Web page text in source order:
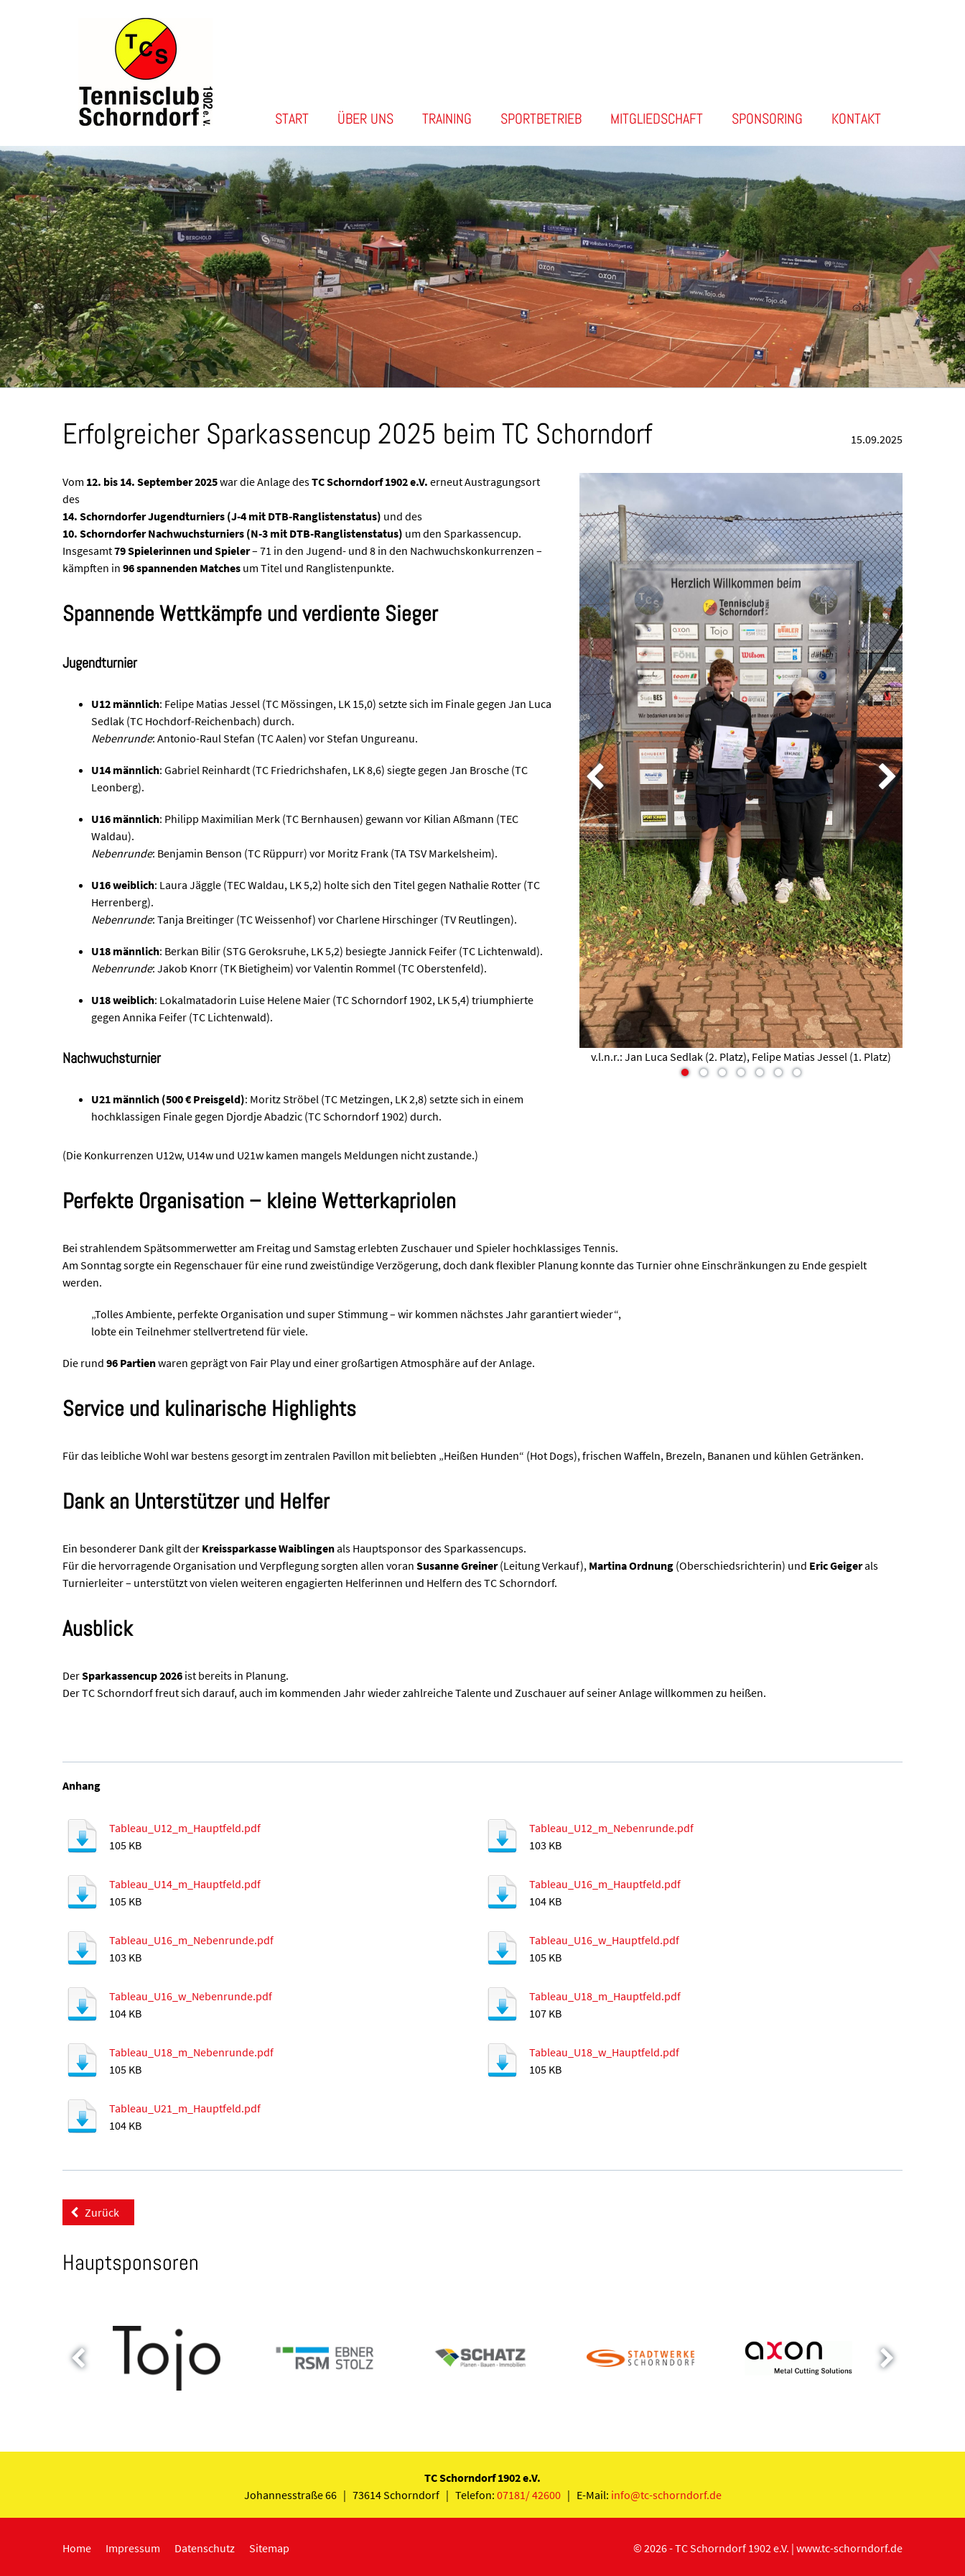
START ÜBER UNS TRAINING SPORTBETRIEB MITGLIEDSCHAFT SPONSORING KONTAKT
Erfolgreicher Sparkassencup 2025 beim TC Schorndorf 15.09.2025
Ströbel (1. Platz), Djordje Abadzic (1. Platz) v.l.n.r.: Gabriel Reinhardt (1. Platz), Jan Brosche (2. Platz)
Vom 12. bis 14. September 2025war die Anlage desTC Schorndorf 1902 e.V. erneut Austragungsort
des
14. Schorndorfer Jugendturniers (J-4 mit DTB-Ranglistenstatus) und des
10. Schorndorfer Nachwuchsturniers (N-3 mit DTB-Ranglistenstatus) um den Sparkassencup.
Insgesamt79 Spielerinnen und Spieler– 71 in den Jugend- und 8 in den Nachwuchskonkurrenzen –
kämpften in 96 spannenden Matches um Titel und Ranglistenpunkte.
Spannende Wettkämpfe und verdiente Sieger
Jugendturnier
U12 männlich: Felipe Matias Jessel (TC Mössingen, LK 15,0) setzte sich im Finale gegen Jan Luca
Sedlak (TC Hochdorf-Reichenbach) durch.
Nebenrunde: Antonio-Raul Stefan (TC Aalen) vor Stefan Ungureanu.
U14 männlich: Gabriel Reinhardt (TC Friedrichshafen, LK 8,6) siegte gegen Jan Brosche (TC
Leonberg).
U16 männlich: Philipp Maximilian Merk (TC Bernhausen) gewann vor Kilian Aßmann (TEC
Waldau).
Nebenrunde: Benjamin Benson (TC Rüppurr) vor Moritz Frank (TA TSV Markelsheim).
U16 weiblich: Laura Jäggle (TEC Waldau, LK 5,2) holte sich den Titel gegen Nathalie Rotter (TC
Herrenberg).
Nebenrunde: Tanja Breitinger (TC Weissenhof) vor Charlene Hirschinger (TV Reutlingen).
U18 männlich: Berkan Bilir (STG Geroksruhe, LK 5,2) besiegte Jannick Feifer (TC Lichtenwald).
Nebenrunde: Jakob Knorr (TK Bietigheim) vor Valentin Rommel (TC Oberstenfeld).
U18 weiblich: Lokalmatadorin Luise Helene Maier (TC Schorndorf 1902, LK 5,4) triumphierte
gegen Annika Feifer (TC Lichtenwald).
Nachwuchsturnier
U21 männlich (500 € Preisgeld): Moritz Ströbel (TC Metzingen, LK 2,8) setzte sich in einem
hochklassigen Finale gegen Djordje Abadzic (TC Schorndorf 1902) durch.
(Die Konkurrenzen U12w, U14w und U21w kamen mangels Meldungen nicht zustande.)
Perfekte Organisation – kleine Wetterkapriolen
Bei strahlendem Spätsommerwetter am Freitag und Samstag erlebten Zuschauer und Spieler hochklassiges Tennis.
Am Sonntag sorgte ein Regenschauer für eine rund zweistündige Verzögerung, doch dank flexibler Planung konnte das Turnier ohne Einschränkungen zu Ende gespielt
werden.
„Tolles Ambiente, perfekte Organisation und super Stimmung – wir kommen nächstes Jahr garantiert wieder“,
lobte ein Teilnehmer stellvertretend für viele.
Die rund 96 Partienwaren geprägt von Fair Play und einer großartigen Atmosphäre auf der Anlage.
Service und kulinarische Highlights
Für das leibliche Wohl war bestens gesorgt im zentralen Pavillon mit beliebten „Heißen Hunden“ (Hot Dogs), frischen Waffeln, Brezeln, Bananen und kühlen Getränken.
Dank an Unterstützer und Helfer
Ein besonderer Dank gilt der Kreissparkasse Waiblingenals Hauptsponsor des Sparkassencups.
Für die hervorragende Organisation und Verpflegung sorgten allen voran Susanne Greiner(Leitung Verkauf), Martina Ordnung (Oberschiedsrichterin) und Eric Geigerals
Turnierleiter – unterstützt von vielen weiteren engagierten Helferinnen und Helfern des TC Schorndorf.
Ausblick
DerSparkassencup 2026 ist bereits in Planung.
Der TC Schorndorf freut sich darauf, auch im kommenden Jahr wieder zahlreiche Talente und Zuschauer auf seiner Anlage willkommen zu heißen.
Anhang
Tableau_U12_m_Hauptfeld.pdf
105 KB
Tableau_U12_m_Nebenrunde.pdf
103 KB
Tableau_U14_m_Hauptfeld.pdf
105 KB
Tableau_U16_m_Hauptfeld.pdf
104 KB
Tableau_U16_m_Nebenrunde.pdf
103 KB
Tableau_U16_w_Hauptfeld.pdf
105 KB
Tableau_U16_w_Nebenrunde.pdf
104 KB
Tableau_U18_m_Hauptfeld.pdf
107 KB
Tableau_U18_m_Nebenrunde.pdf
105 KB
Tableau_U18_w_Hauptfeld.pdf
105 KB
Tableau_U21_m_Hauptfeld.pdf
104 KB
Zurück
Hauptsponsoren
TC Schorndorf 1902 e.V.
Johannesstraße 66 | 73614 Schorndorf | Telefon: 07181/ 42600| E-Mail: info@tc-schorndorf.de
Home Impressum Datenschutz Sitemap © 2026 - TC Schorndorf 1902 e.V. | www.tc-schorndorf.de